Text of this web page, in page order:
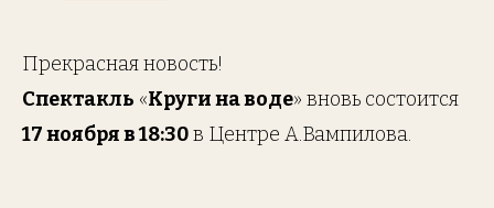
Прекрасная новость!
Спектакль «Круги на воде» вновь состоится
17 ноября в 18:30в Центре А.Вампилова.